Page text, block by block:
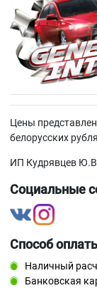
Цены
белорусских
ИП Кудрявцев
Социальные
Способ
Наличный
Банковская